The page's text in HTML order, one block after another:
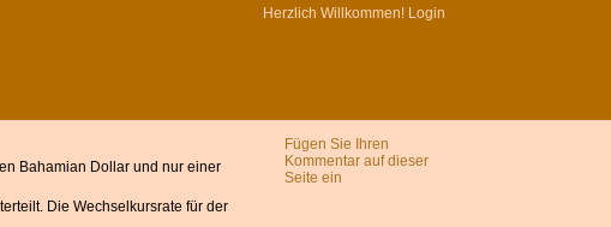
Herzlich Willkommen! Login
Bahamian Dollar und nur einer
Die Wechselkursrate für der
Fügen Sie Ihren
Kommentar auf dieser
Seite ein